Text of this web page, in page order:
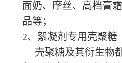
面奶、摩丝、高档膏
品等；
2、絮凝剂专用壳聚糖
壳聚糖及其衍生物